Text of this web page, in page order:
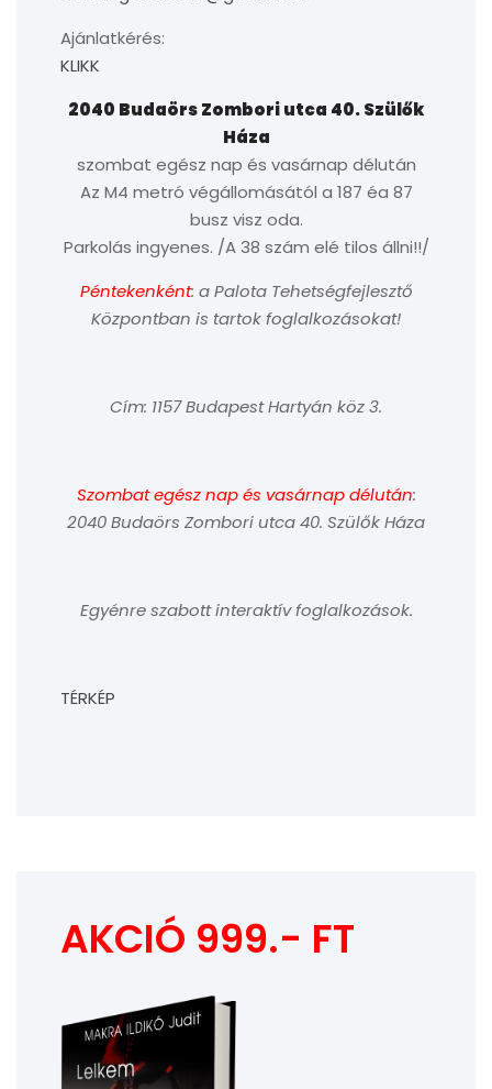
Ajánlatkérés:
KLIKK
2040 Budaörs Zombori utca 40. Szülők
Háza
szombat egész nap és vasárnap délután
Az M4 metró végállomásától a 187 éa 87
busz visz oda.
Parkolás ingyenes. /A 38 szám elé tilos állni!!/
Péntekenként: a Palota Tehetségfejlesztő
Központban is tartok foglalkozásokat!
Cím: 1157 Budapest Hartyán köz 3.
Szombat egész nap és vasárnap délután:
2040 Budaörs Zombori utca 40. Szülők Háza
Egyénre szabott interaktív foglalkozások.
TÉRKÉP
AKCIÓ 999.- FT